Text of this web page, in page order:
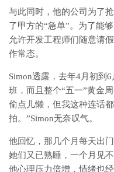
与此同时，他的公司为了
了甲方的“急单”。为了能
允许开发工程师们随意请
作常态。
Simon透露，去年4月初到
班，而且整个“五一”黄金
偷点儿懒，但我这种连话
拍。”Simon无奈叹气。
他回忆，那几个月每天出
她们又已熟睡，一个月见
他心理压力倍增，情绪也